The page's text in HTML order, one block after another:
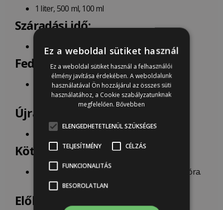
1 liter, 500 ml, 100 ml
Száradási idő:
Érintésszáraz : kb. 45 perc
Fedőképesség:
15-20 négyzetméter literenként (felület
porozitásától függően)
Újrafestési idő:
kb 2 óra
Kötési idő:
Ideális körülmények között (20 celsius fok) 16 óra.
Nehéz igénybevétel előtt várjon 48 órát.
Előkészítés:
Ez a weboldal sütiket használ
Ez a weboldal sütiket használ a felhasználói
élmény javítása érdekében. A weboldalunk
használatával Ön hozzájárul az összes süti
használatához, a Cookie szabályzatunknak
megfelelően. Bővebben
ELENGEDHETETLENÜL SZÜKSÉGES
TELJESÍTMÉNY CÉLZÁS
FUNKCIONALITÁS
BESOROLATLAN